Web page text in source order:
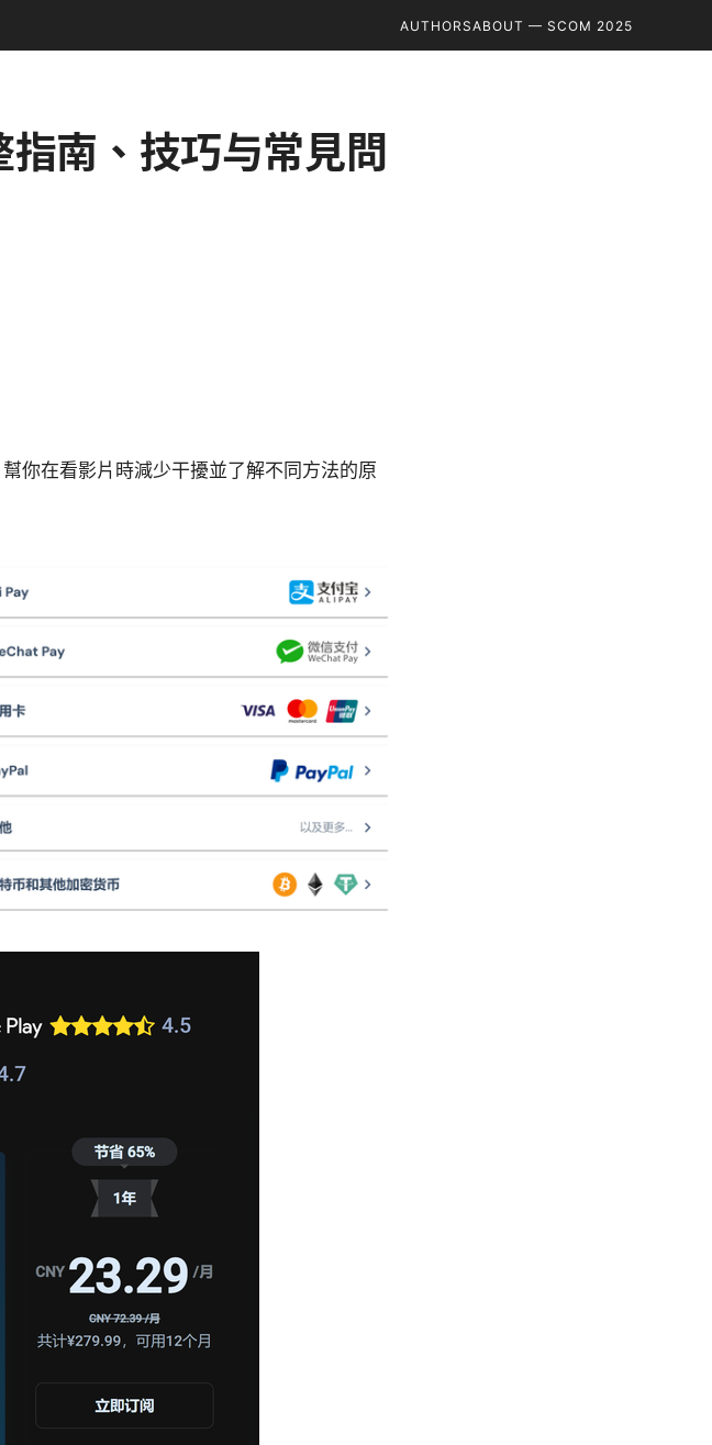
AUTHORSABOUT — SCOM 2025
南、技巧与常見問
你在看影片時減少干擾並了解不同方法的原